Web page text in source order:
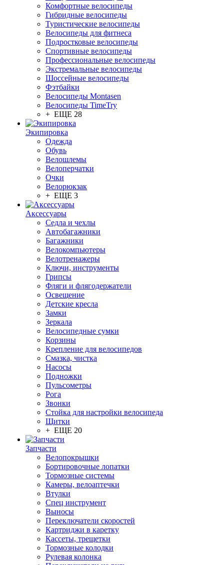
Комфортные велосипеды
Гибридные велосипеды
Туристические велосипеды
Велосипеды для фитнеса
Подростковые велосипеды
Спортивные велосипеды
Профессиональные велосипеды
Экстремальные велосипеды
Шоссейные велосипеды
Фэтбайки
Велосипеды Montasen
Велосипеды TimeTry
+ ЕЩЕ 28
Экипировка
Одежда
Обувь
Велошлемы
Велоперчатки
Очки
Велорюкзак
+ ЕЩЕ 3
Аксессуары
Седла и чехлы
Автобагажники
Багажники
Велокомпьютеры
Велотренажеры
Ключи, инструменты
Грипсы
Фляги и флягодержатели
Освещение
Детские кресла
Замки
Зеркала
Велосипедные сумки
Корзины
Крепление для велосипедов
Смазка, чистка
Насосы
Подножки
Пульсометры
Рога
Звонки
Стойка для настройки велосипеда
Щитки
+ ЕЩЕ 20
Запчасти
Велопокрышки
Бортировочные лопатки
Тормозные системы
Камеры, велоаптечки
Втулки
Спец инструмент
Выносы
Переключатели скоростей
Картриджи в каретку
Кассеты, трещетки
Тормозные колодки
Рулевая колонка